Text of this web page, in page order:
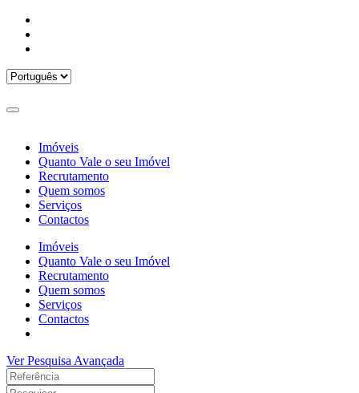
Imóveis
Quanto Vale o seu Imóvel
Recrutamento
Quem somos
Serviços
Contactos
Imóveis
Quanto Vale o seu Imóvel
Recrutamento
Quem somos
Serviços
Contactos
Ver Pesquisa Avançada